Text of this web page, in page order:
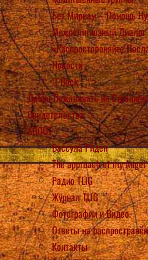
Бет Мириам – Помощь
Межрелигиозный Диалог
«Распростороняйте
Новости
Back
Добро Пожаловать на
Свидетельства
ABOUT
Вассула Риден
The approach of my Angel
Радио TLIG
Журнал TLIG
Фотографии и Видео
Ответы на
Контакты